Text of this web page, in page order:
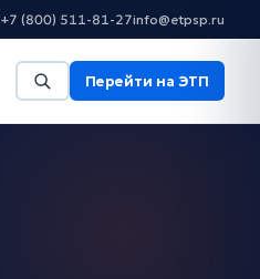
+7 (800) 511-81-27info@etpsp.ru
Перейти на ЭТП